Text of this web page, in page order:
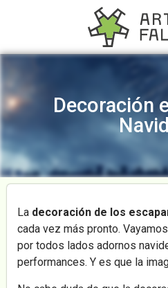
Decoración
La decoración de los
cada vez más pronto.
por todos lados adornos
performances. Y es que la